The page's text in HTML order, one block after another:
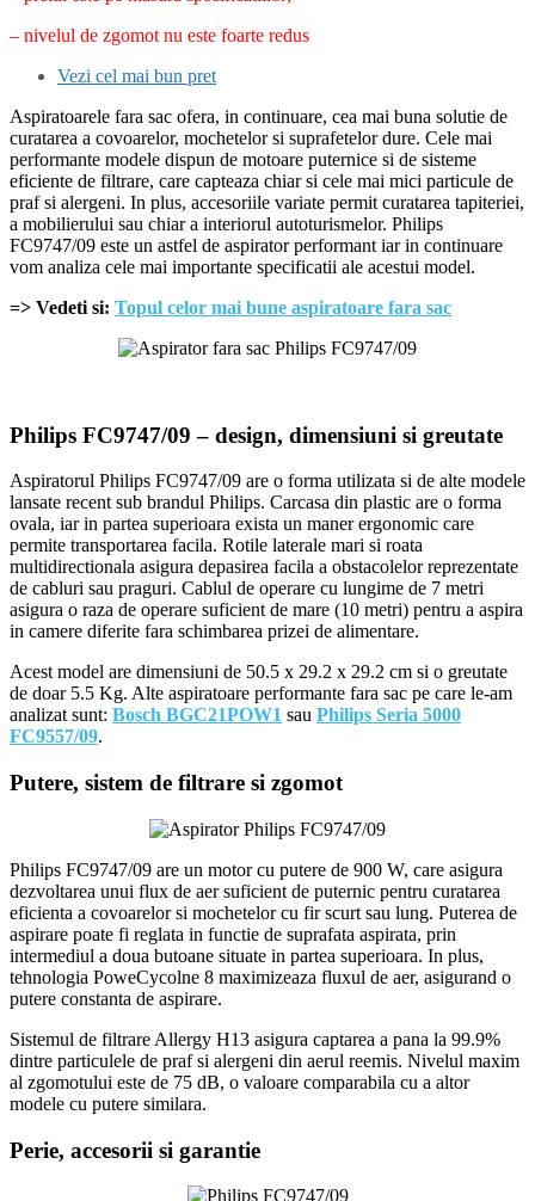
– nivelul de zgomot nu este foarte redus
Vezi cel mai bun pret
Aspiratoarele fara sac ofera, in continuare, cea mai buna solutie de
curatarea a covoarelor, mochetelor si suprafetelor dure. Cele mai
performante modele dispun de motoare puternice si de sisteme
eficiente de filtrare, care capteaza chiar si cele mai mici particule de
praf si alergeni. In plus, accesoriile variate permit curatarea tapiteriei,
a mobilierului sau chiar a interiorul autoturismelor. Philips
FC9747/09 este un astfel de aspirator performant iar in continuare
vom analiza cele mai importante specificatii ale acestui model.
=> Vedeti si: Topul celor mai bune aspiratoare fara sac
Philips FC9747/09 – design, dimensiuni si greutate
Aspiratorul Philips FC9747/09 are o forma utilizata si de alte modele
lansate recent sub brandul Philips. Carcasa din plastic are o forma
ovala, iar in partea superioara exista un maner ergonomic care
permite transportarea facila. Rotile laterale mari si roata
multidirectionala asigura depasirea facila a obstacolelor reprezentate
de cabluri sau praguri. Cablul de operare cu lungime de 7 metri
asigura o raza de operare suficient de mare (10 metri) pentru a aspira
in camere diferite fara schimbarea prizei de alimentare.
Acest model are dimensiuni de 50.5 x 29.2 x 29.2 cm si o greutate
de doar 5.5 Kg. Alte aspiratoare performante fara sac pe care le-am
analizat sunt: Bosch BGC21POW1 sau Philips Seria 5000
FC9557/09.
Putere, sistem de filtrare si zgomot
Philips FC9747/09 are un motor cu putere de 900 W, care asigura
dezvoltarea unui flux de aer suficient de puternic pentru curatarea
eficienta a covoarelor si mochetelor cu fir scurt sau lung. Puterea de
aspirare poate fi reglata in functie de suprafata aspirata, prin
intermediul a doua butoane situate in partea superioara. In plus,
tehnologia PoweCycolne 8 maximizeaza fluxul de aer, asigurand o
putere constanta de aspirare.
Sistemul de filtrare Allergy H13 asigura captarea a pana la 99.9%
dintre particulele de praf si alergeni din aerul reemis. Nivelul maxim
al zgomotului este de 75 dB, o valoare comparabila cu a altor
modele cu putere similara.
Perie, accesorii si garantie